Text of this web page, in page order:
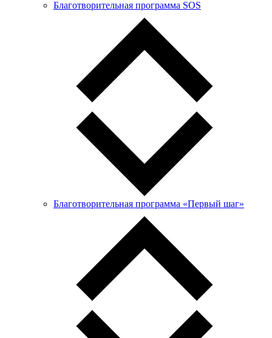
Благотворительная программа SOS
Благотворительная программа «Первый шаг»